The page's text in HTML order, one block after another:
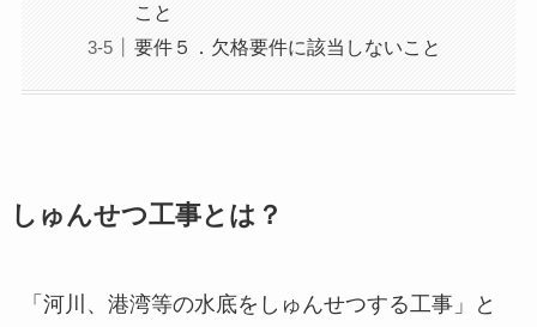
こと
要件５．欠格要件に該当しないこと
しゅんせつ工事とは？
「河川、港湾等の水底をしゅんせつする工事」と